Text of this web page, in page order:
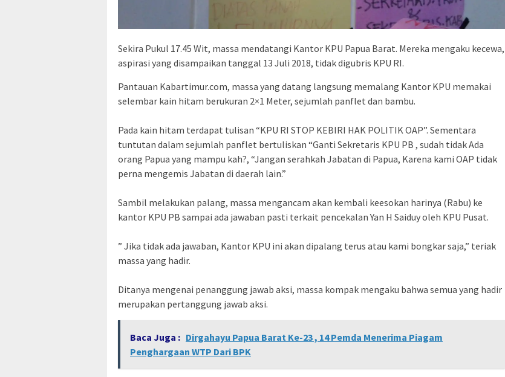
Sekira Pukul 17.45 Wit, massa mendatangi Kantor KPU Papua Barat. Mereka mengaku kecewa,
aspirasi yang disampaikan tanggal 13 Juli 2018, tidak digubris KPU RI.
Pantauan Kabartimur.com, massa yang datang langsung memalang Kantor KPU memakai
selembar kain hitam berukuran 2×1 Meter, sejumlah panflet dan bambu.
Pada kain hitam terdapat tulisan “KPU RI STOP KEBIRI HAK POLITIK OAP”. Sementara
tuntutan dalam sejumlah panflet bertuliskan “Ganti Sekretaris KPU PB , sudah tidak Ada
orang Papua yang mampu kah?, “Jangan serahkah Jabatan di Papua, Karena kami OAP tidak
perna mengemis Jabatan di daerah lain.”
Sambil melakukan palang, massa mengancam akan kembali keesokan harinya (Rabu) ke
kantor KPU PB sampai ada jawaban pasti terkait pencekalan Yan H Saiduy oleh KPU Pusat.
” Jika tidak ada jawaban, Kantor KPU ini akan dipalang terus atau kami bongkar saja,” teriak
massa yang hadir.
Ditanya mengenai penanggung jawab aksi, massa kompak mengaku bahwa semua yang hadir
merupakan pertanggung jawab aksi.
Baca Juga : Dirgahayu Papua Barat Ke-23 , 14 Pemda Menerima Piagam
Penghargaan WTP Dari BPK